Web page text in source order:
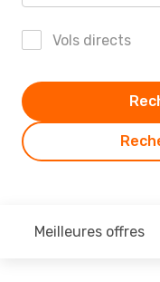
Vols directs
Meilleures offres